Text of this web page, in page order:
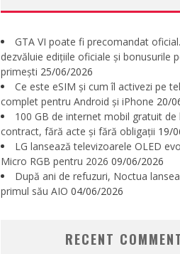
GTA VI poate fi precomandat
dezvăluie edițiile oficiale și bonusurile
primești 25/06/2026
Ce este eSIM și cum îl activezi pe
complet pentru Android și iPhone 20/
100 GB de internet mobil gratuit de
contract, fără acte și fără obligații 19/
LG lansează televizoarele OLED
Micro RGB pentru 2026 09/06/2026
După ani de refuzuri, Noctua
primul său AIO 04/06/2026
RECENT